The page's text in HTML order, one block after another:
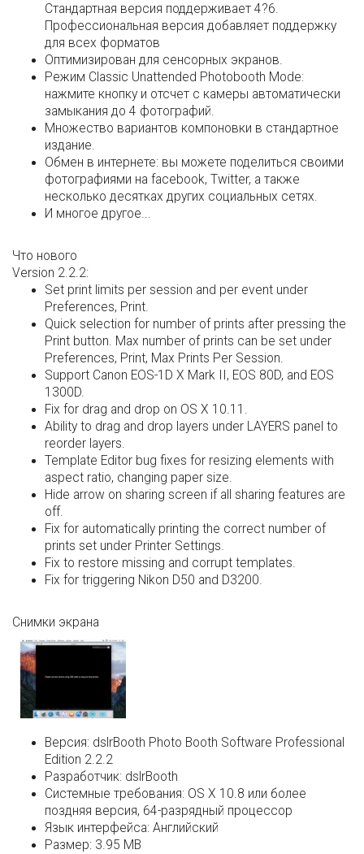
Стандартная версия поддерживает 4?6.
Профессиональная версия добавляет поддержку
для всех форматов
Оптимизирован для сенсорных экранов.
Режим Classic Unattended Photobooth Mode:
нажмите кнопку и отсчет с камеры автоматически
замыкания до 4 фотографий.
Множество вариантов компоновки в стандартное
издание.
Обмен в интернете: вы можете поделиться своими
фотографиями на facebook, Twitter, а также
несколько десятках других социальных сетях.
И многое другое...
Что нового
Version 2.2.2:
Set print limits per session and per event under
Preferences, Print.
Quick selection for number of prints after pressing the
Print button. Max number of prints can be set under
Preferences, Print, Max Prints Per Session.
Support Canon EOS-1D X Mark II, EOS 80D, and EOS
1300D.
Fix for drag and drop on OS X 10.11.
Ability to drag and drop layers under LAYERS panel to
reorder layers.
Template Editor bug fixes for resizing elements with
aspect ratio, changing paper size.
Hide arrow on sharing screen if all sharing features are
off.
Fix for automatically printing the correct number of
prints set under Printer Settings.
Fix to restore missing and corrupt templates.
Fix for triggering Nikon D50 and D3200.
Снимки экрана
Версия: dslrBooth Photo Booth Software Professional
Edition 2.2.2
Разработчик: dslrBooth
Системные требования: OS X 10.8 или более
поздняя версия, 64-разрядный процессор
Язык интерфейса: Английский
Размер: 3.95 MB